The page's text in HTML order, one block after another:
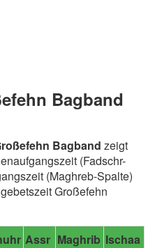
Bagband
Bagband zeigt
(Fadschr-
(Maghreb-Spalte)
Großefehn
Assr Maghrib Ischaa